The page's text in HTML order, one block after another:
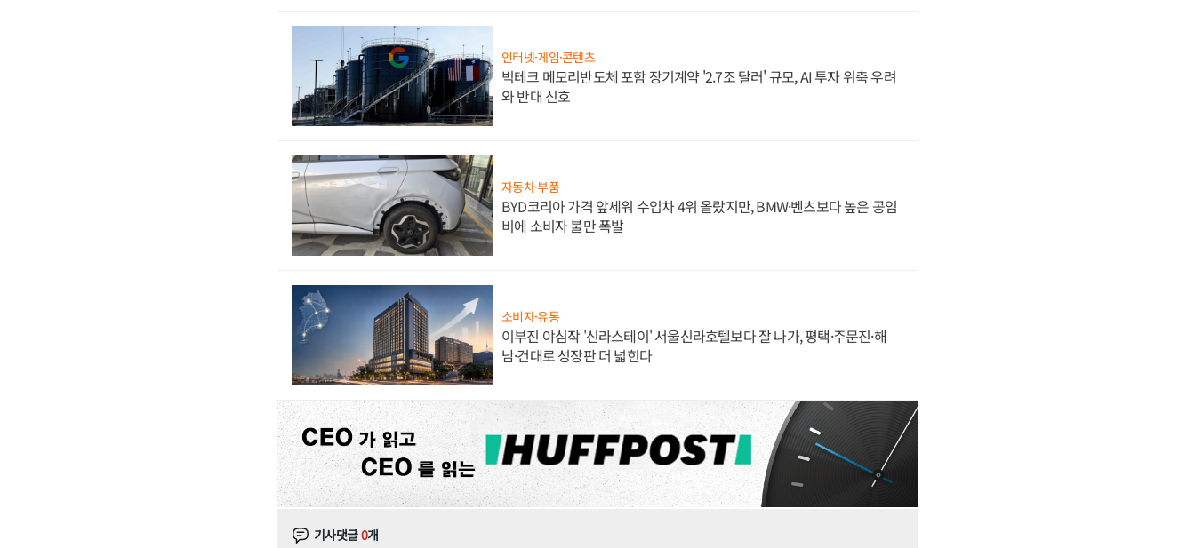
인터넷·게임·콘텐츠
빅테크 메모리반도체 포함 장기계약 '2.7조 달러' 규모, AI 투자 위축 우려
와 반대 신호
자동차·부품
BYD코리아 가격 앞세워 수입차 4위 올랐지만, BMW·벤츠보다 높은 공임
비에 소비자 불만 폭발
소비자·유통
이부진 야심작 '신라스테이' 서울신라호텔보다 잘 나가, 평택·주문진·해
남·건대로 성장판 더 넓힌다
기사댓글0개